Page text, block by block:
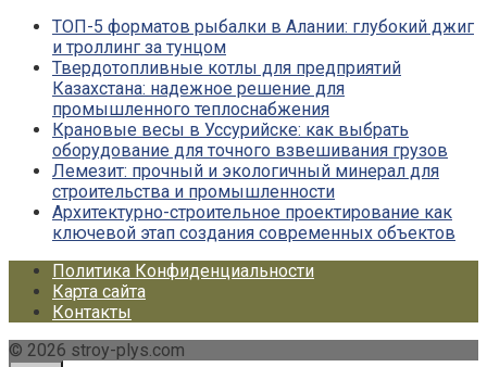
ТОП-5 форматов рыбалки в Алании: глубокий джиг
и троллинг за тунцом
Твердотопливные котлы для предприятий
Казахстана: надежное решение для
промышленного теплоснабжения
Крановые весы в Уссурийске: как выбрать
оборудование для точного взвешивания грузов
Лемезит: прочный и экологичный минерал для
строительства и промышленности
Архитектурно-строительное проектирование как
ключевой этап создания современных объектов
Политика Конфиденциальности
Карта сайта
Контакты
© 2026 stroy-plys.com